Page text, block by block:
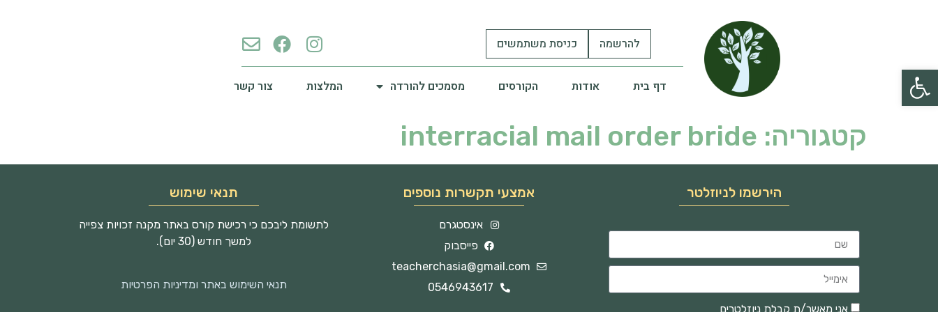
פתח סרגל נגישות
להרשמה כניסת משתמשים
דף בית אודות הקורסים מסמכים להורדה המלצות צור קשר
קטגוריה: interracial mail order bride
הירשמו לניוזלטר
אני מאשר/ת קבלת ניוזלטרים
אמצעי תקשרות נוספים
אינסטגרם
פייסבוק
teacherchasia@gmail.com
0546943617
תנאי שימוש
לתשומת ליבכם כי רכישת קורס באתר מקנה זכויות צפייה
למשך חודש (30 יום).
תנאי השימוש באתר ומדיניות הפרטיות